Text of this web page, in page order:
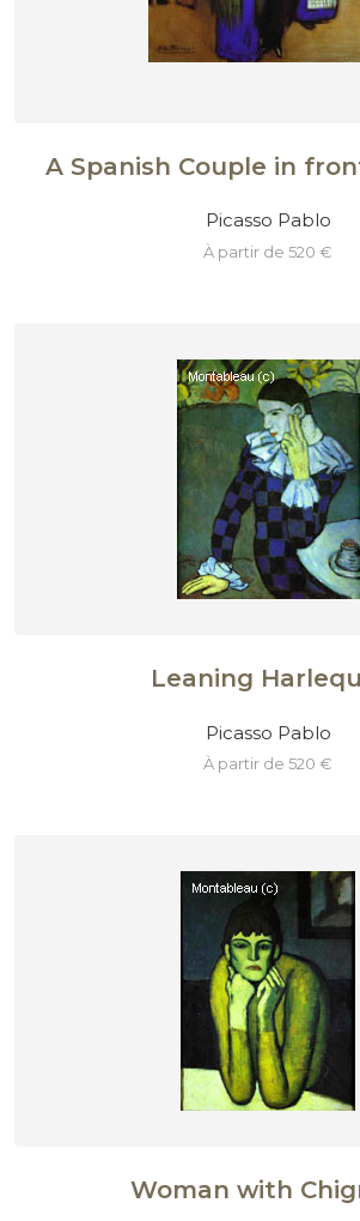
A Spanish Couple in
Picasso Pablo
à partir de 520 €
Leaning
Picasso Pablo
à partir de 520 €
Woman with